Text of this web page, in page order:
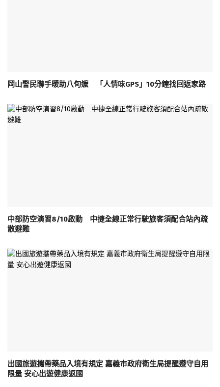
岡山警民聯手暖助八旬嬤 「人情味GPS」10分鐘找回返家路
中部防空演習8/10啟動 中捷全線正常行駛旅客須配合站內疏
散避難
出國旅遊攜帶藥品入境有規定 嘉義市政府衛生局提醒遵守自用
限量 安心出遊健康返國